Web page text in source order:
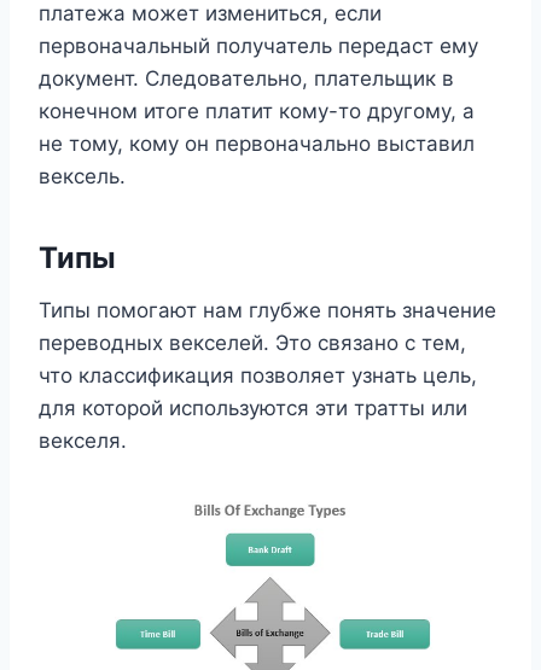
платежа может измениться, если
первоначальный получатель передаст ему
документ. Следовательно, плательщик в
конечном итоге платит кому-то другому, а
не тому, кому он первоначально выставил
вексель.
Типы
Типы помогают нам глубже понять значение
переводных векселей. Это связано с тем,
что классификация позволяет узнать цель,
для которой используются эти тратты или
векселя.